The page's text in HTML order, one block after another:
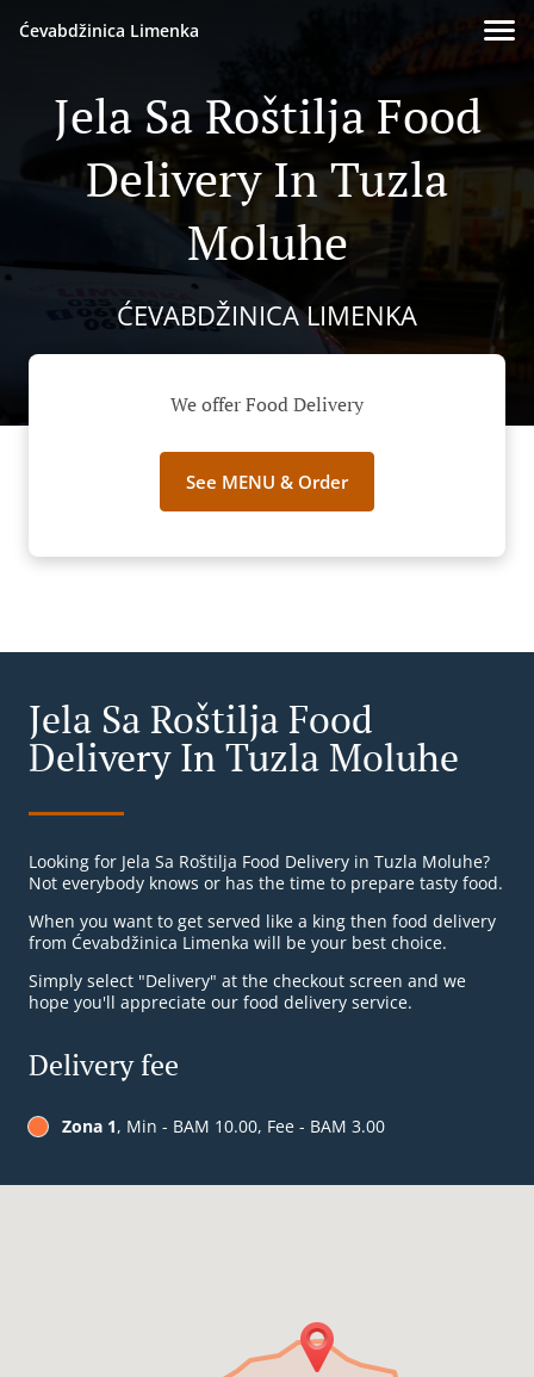
Ćevabdžinica Limenka
Jela Sa Roštilja Food
Delivery In Tuzla
Moluhe
ĆEVABDŽINICA LIMENKA
We offer Food Delivery
See MENU & Order
Jela Sa Roštilja Food
Delivery In Tuzla Moluhe
Looking for Jela Sa Roštilja Food Delivery in Tuzla Moluhe?
Not everybody knows or has the time to prepare tasty food.
When you want to get served like a king then food delivery
from Ćevabdžinica Limenka will be your best choice.
Simply select "Delivery" at the checkout screen and we
hope you'll appreciate our food delivery service.
Delivery fee
Zona 1, Min - BAM 10.00, Fee - BAM 3.00